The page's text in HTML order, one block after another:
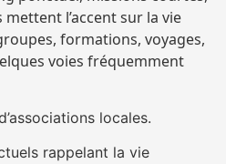
l’accent sur la vie
formations, voyages,
voies fréquemment
locales.
rappelant la vie